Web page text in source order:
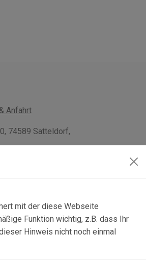
mit der diese Webseite
Funktion wichtig, z.B. dass Ihr
Hinweis nicht noch einmal
Anfahrt
74589 Satteldorf,